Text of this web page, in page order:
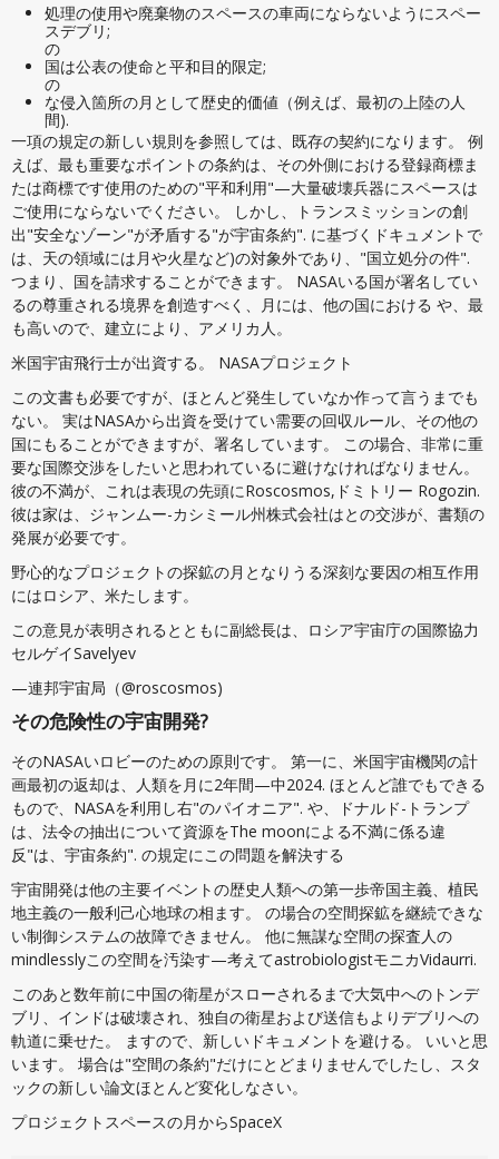
処理の使用や廃棄物のスペースの車両にならないようにスペー
スデブリ;
の
国は公表の使命と平和目的限定;
の
な侵入箇所の月として歴史的価値（例えば、最初の上陸の人
間).
一項の規定の新しい規則を参照しては、既存の契約になります。 例
えば、最も重要なポイントの条約は、その外側における登録商標ま
たは商標です使用のための"平和利用"—大量破壊兵器にスペースは
ご使用にならないでください。 しかし、トランスミッションの創
出"安全なゾーン"が矛盾する"が宇宙条約". に基づくドキュメントで
は、天の領域には月や火星など)の対象外であり、"国立処分の件".
つまり、国を請求することができます。 NASAいる国が署名してい
るの尊重される境界を創造すべく、月には、他の国における や、最
も高いので、建立により、アメリカ人。
米国宇宙飛行士が出資する。 NASAプロジェクト
この文書も必要ですが、ほとんど発生していなか作って言うまでも
ない。 実はNASAから出資を受けてい需要の回収ルール、その他の
国にもることができますが、署名しています。 この場合、非常に重
要な国際交渉をしたいと思われているに避けなければなりません。
彼の不満が、これは表現の先頭にRoscosmos,ドミトリー Rogozin.
彼は家は、ジャンムー-カシミール州株式会社はとの交渉が、書類の
発展が必要です。
野心的なプロジェクトの探鉱の月となりうる深刻な要因の相互作用
にはロシア、米たします。
この意見が表明されるとともに副総長は、ロシア宇宙庁の国際協力
セルゲイSavelyev
—連邦宇宙局（@roscosmos)
その危険性の宇宙開発?
そのNASAいロビーのための原則です。 第一に、米国宇宙機関の計
画最初の返却は、人類を月に2年間—中2024. ほとんど誰でもできる
もので、NASAを利用し右"のパイオニア". や、ドナルド-トランプ
は、法令の抽出について資源をThe moonによる不満に係る違
反"は、宇宙条約". の規定にこの問題を解決する
宇宙開発は他の主要イベントの歴史人類への第一歩帝国主義、植民
地主義の一般利己心地球の相ます。 の場合の空間探鉱を継続できな
い制御システムの故障できません。 他に無謀な空間の探査人の
mindlesslyこの空間を汚染す—考えてastrobiologistモニカVidaurri.
このあと数年前に中国の衛星がスローされるまで大気中へのトンデ
ブリ、インドは破壊され、独自の衛星および送信もよりデブリへの
軌道に乗せた。 ますので、新しいドキュメントを避ける。 いいと思
います。 場合は"空間の条約"だけにとどまりませんでしたし、スタ
ックの新しい論文ほとんど変化しなさい。
プロジェクトスペースの月からSpaceX